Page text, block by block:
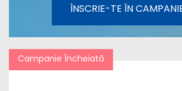
ÎNSCRIE-TE ÎN
Campanie Încheiată